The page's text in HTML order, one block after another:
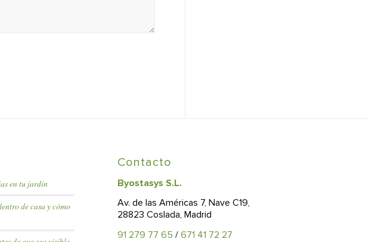
en tu jardín
de casa y cómo
Contacto
Byostasys S.L.
Av. de las Américas 7, Nave C19,
28823 Coslada, Madrid
91 279 77 65 /671 41 72 27